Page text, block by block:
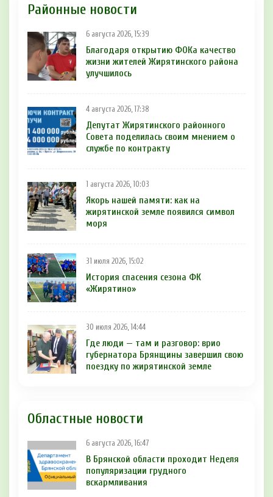
Районные новости
6 августа 2026, 15:39
Благодаря открытию ФОКа качество
жизни жителей Жирятинского района
улучшилось
4 августа 2026, 17:38
Депутат Жирятинского районного
Совета поделилась своим мнением о
службе по контракту
1 августа 2026, 10:03
Якорь нашей памяти: как на
жирятинской земле появился символ
моря
31 июля 2026, 15:02
История спасения сезона ФК
«Жирятино»
30 июля 2026, 14:44
Где люди — там и разговор: врио
губернатора Брянщины завершил свою
поездку по жирятинской земле
Областные новости
6 августа 2026, 16:47
В Брянской области проходит Неделя
популяризации грудного
вскармливания